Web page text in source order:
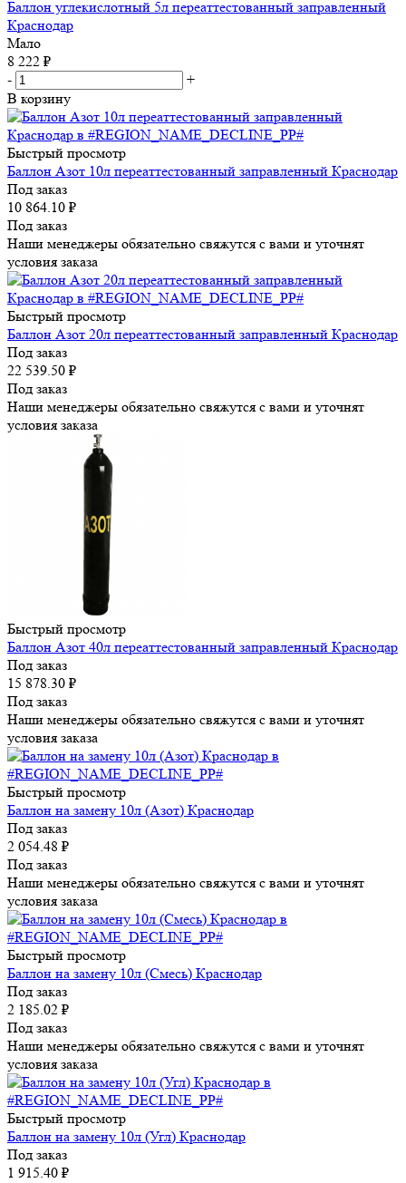
Баллон углекислотный 5л переаттестованный заправленный
Краснодар
Мало
8 222 ₽
-
+
В корзину
Быстрый просмотр
Баллон Азот 10л переаттестованный заправленный Краснодар
Под заказ
10 864.10 ₽
Под заказ
Наши менеджеры обязательно свяжутся с вами и уточнят
условия заказа
Быстрый просмотр
Баллон Азот 20л переаттестованный заправленный Краснодар
Под заказ
22 539.50 ₽
Под заказ
Наши менеджеры обязательно свяжутся с вами и уточнят
условия заказа
Быстрый просмотр
Баллон Азот 40л переаттестованный заправленный Краснодар
Под заказ
15 878.30 ₽
Под заказ
Наши менеджеры обязательно свяжутся с вами и уточнят
условия заказа
Быстрый просмотр
Баллон на замену 10л (Азот) Краснодар
Под заказ
2 054.48 ₽
Под заказ
Наши менеджеры обязательно свяжутся с вами и уточнят
условия заказа
Быстрый просмотр
Баллон на замену 10л (Смесь) Краснодар
Под заказ
2 185.02 ₽
Под заказ
Наши менеджеры обязательно свяжутся с вами и уточнят
условия заказа
Быстрый просмотр
Баллон на замену 10л (Угл) Краснодар
Под заказ
1 915.40 ₽